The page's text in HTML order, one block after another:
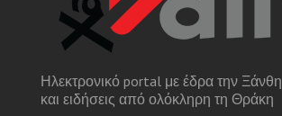
Ηλεκτρονικό portal με έδρα την Ξάνθη
και ειδήσεις από ολόκληρη τη Θράκη